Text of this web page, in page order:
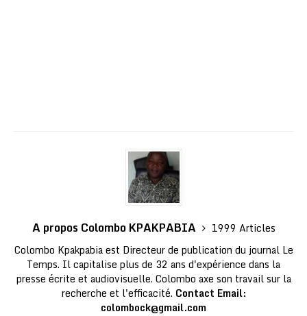
A propos Colombo KPAKPABIA
1999 Articles
Colombo Kpakpabia est Directeur de publication du journal Le
Temps. Il capitalise plus de 32 ans d'expérience dans la
presse écrite et audiovisuelle. Colombo axe son travail sur la
recherche et l'efficacité. Contact Email:
colombock@gmail.com